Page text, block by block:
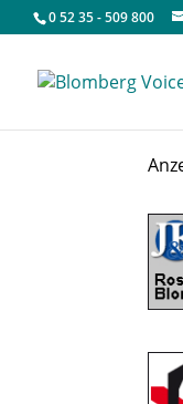
0 52 35 - 509 800